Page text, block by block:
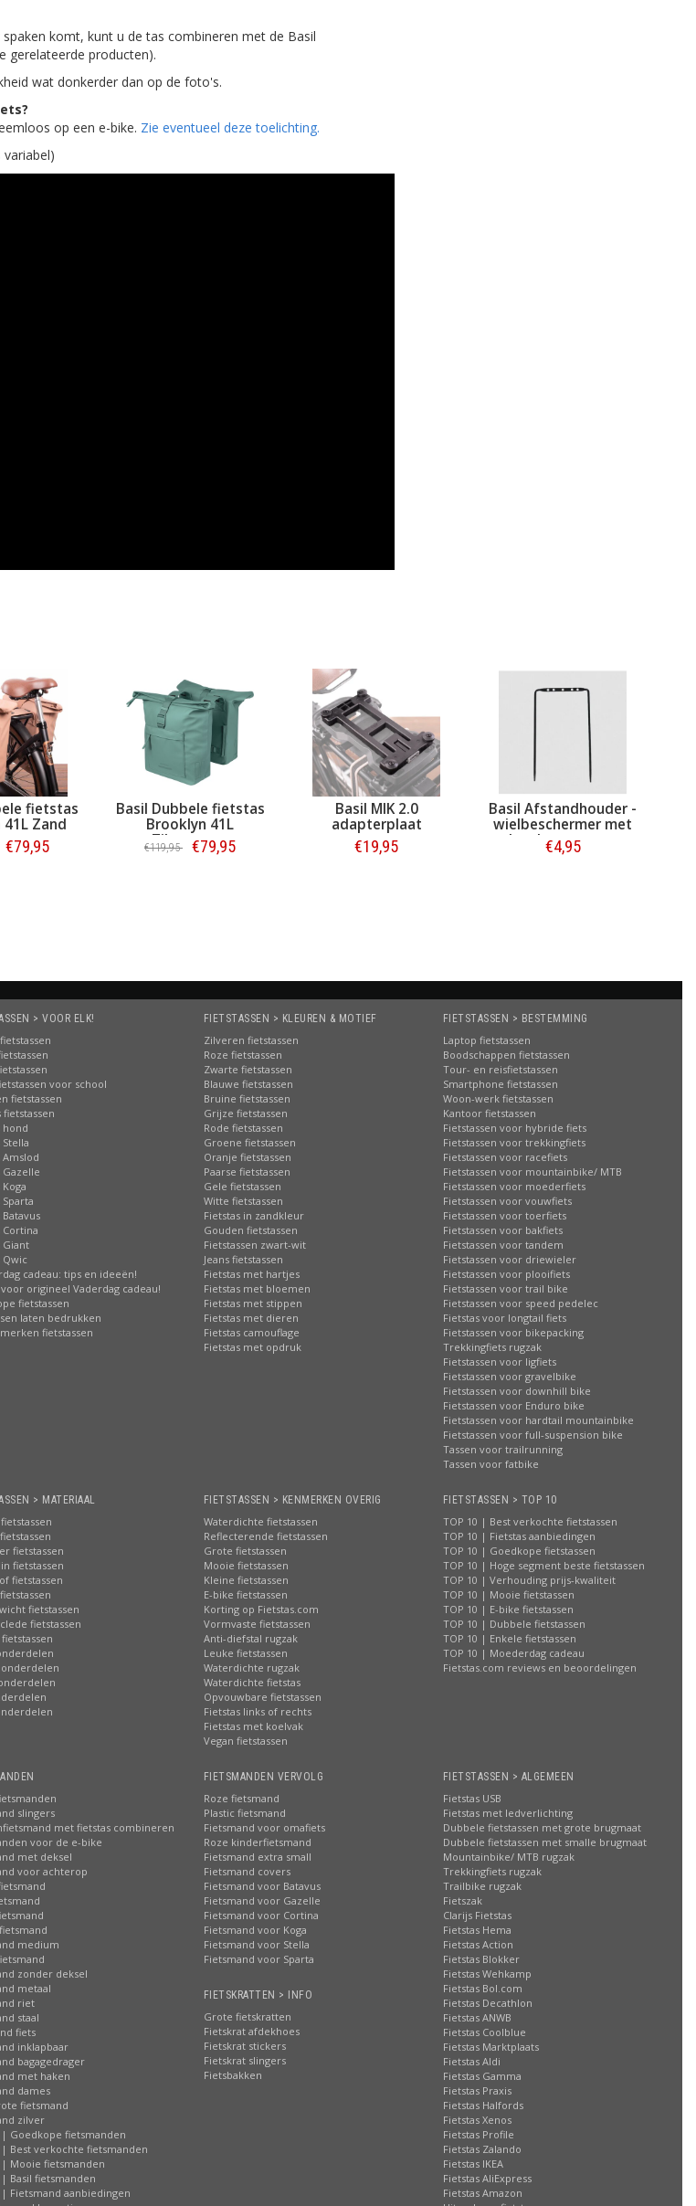
komt, kunt u de tas combineren met de Basil
gerelateerde producten).
wat donkerder dan op de foto's.
op een e-bike. Zie eventueel deze toelichting.
fietstas
Zand
€79,95
Basil Dubbele fietstas
Brooklyn 41L
Zilvergroen
€119,95 €79,95
Basil MIK 2.0
adapterplaat
€19,95
Basil Afstandhouder -
wielbeschermer met
achterlampmontage
€4,95
> VOOR ELK!
voor school
fietstassen
fietstassen
hond
Stella
Amslod
Gazelle
Sparta
Batavus
Cortina
Giant
Qwic
cadeau: tips en ideeën!
origineel Vaderdag cadeau!
fietstassen
laten bedrukken
fietstassen
FIETSTASSEN > KLEUREN & MOTIEF
Zilveren fietstassen
Roze fietstassen
Zwarte fietstassen
Blauwe fietstassen
Bruine fietstassen
Grijze fietstassen
Rode fietstassen
Groene fietstassen
Oranje fietstassen
Paarse fietstassen
Gele fietstassen
Witte fietstassen
Fietstas in zandkleur
Gouden fietstassen
Fietstassen zwart-wit
Jeans fietstassen
Fietstas met hartjes
Fietstas met bloemen
Fietstas met stippen
Fietstas met dieren
Fietstas camouflage
Fietstas met opdruk
FIETSTASSEN > BESTEMMING
Laptop fietstassen
Boodschappen fietstassen
Tour- en reisfietstassen
Smartphone fietstassen
Woon-werk fietstassen
Kantoor fietstassen
Fietstassen voor hybride fiets
Fietstassen voor trekkingfiets
Fietstassen voor racefiets
Fietstassen voor mountainbike/ MTB
Fietstassen voor moederfiets
Fietstassen voor vouwfiets
Fietstassen voor toerfiets
Fietstassen voor bakfiets
Fietstassen voor tandem
Fietstassen voor driewieler
Fietstassen voor plooifiets
Fietstassen voor trail bike
Fietstassen voor speed pedelec
Fietstas voor longtail fiets
Fietstassen voor bikepacking
Trekkingfiets rugzak
Fietstassen voor ligfiets
Fietstassen voor gravelbike
Fietstassen voor downhill bike
Fietstassen voor Enduro bike
Fietstassen voor hardtail mountainbike
Fietstassen voor full-suspension bike
Tassen voor trailrunning
Tassen voor fatbike
> MATERIAAL
fietstassen
fietstassen
fietstassen
fietstassen
fietstassen
FIETSTASSEN > KENMERKEN OVERIG
Waterdichte fietstassen
Reflecterende fietstassen
Grote fietstassen
Mooie fietstassen
Kleine fietstassen
E-bike fietstassen
Korting op Fietstas.com
Vormvaste fietstassen
Anti-diefstal rugzak
Leuke fietstassen
Waterdichte rugzak
Waterdichte fietstas
Opvouwbare fietstassen
Fietstas links of rechts
Fietstas met koelvak
Vegan fietstassen
FIETSTASSEN > TOP 10
TOP 10 | Best verkochte fietstassen
TOP 10 | Fietstas aanbiedingen
TOP 10 | Goedkope fietstassen
TOP 10 | Hoge segment beste fietstassen
TOP 10 | Verhouding prijs-kwaliteit
TOP 10 | Mooie fietstassen
TOP 10 | E-bike fietstassen
TOP 10 | Dubbele fietstassen
TOP 10 | Enkele fietstassen
TOP 10 | Moederdag cadeau
Fietstas.com reviews en beoordelingen
slingers
met fietstas combineren
voor de e-bike
met deksel
voor achterop
medium
zonder deksel
metaal
riet
staal
fiets
inklapbaar
bagagedrager
met haken
dames
fietsmand
zilver
| Goedkope fietsmanden
| Best verkochte fietsmanden
| Mooie fietsmanden
| Basil fietsmanden
| Fietsmand aanbiedingen
FIETSMANDEN VERVOLG
Roze fietsmand
Plastic fietsmand
Fietsmand voor omafiets
Roze kinderfietsmand
Fietsmand extra small
Fietsmand covers
Fietsmand voor Batavus
Fietsmand voor Gazelle
Fietsmand voor Cortina
Fietsmand voor Koga
Fietsmand voor Stella
Fietsmand voor Sparta
FIETSKRATTEN > INFO
Grote fietskratten
Fietskrat afdekhoes
Fietskrat stickers
Fietskrat slingers
Fietsbakken
FIETSTASSEN > ALGEMEEN
Fietstas USB
Fietstas met ledverlichting
Dubbele fietstassen met grote brugmaat
Dubbele fietstassen met smalle brugmaat
Mountainbike/ MTB rugzak
Trekkingfiets rugzak
Trailbike rugzak
Fietszak
Clarijs Fietstas
Fietstas Hema
Fietstas Action
Fietstas Blokker
Fietstas Wehkamp
Fietstas Bol.com
Fietstas Decathlon
Fietstas ANWB
Fietstas Coolblue
Fietstas Marktplaats
Fietstas Aldi
Fietstas Gamma
Fietstas Praxis
Fietstas Halfords
Fietstas Xenos
Fietstas Profile
Fietstas Zalando
Fietstas IKEA
Fietstas AliExpress
Fietstas Amazon